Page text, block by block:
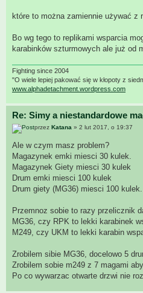
które to można zamiennie używać z
Bo wg tego to replikami wsparcia
karabinków szturmowych ale już od
Fighting since 2004
"O wiele lepiej pakować się w kłopoty z
www.alphadetachment.wordpress.com
Re: Simy a niestandardowe
przez Katana » 2 lut 2017, o 19:37
Ale w czym masz problem?
Magazynek emki miesci 30 kulek.
Magazynek Giety miesci 30 kulek
Drum emki miesci 100 kulek
Drum giety (MG36) miesci 100 kulek.
Przemnoz sobie to razy przelicznik
MG36, czy RPK to lekki karabinek
M249, czy UKM to lekki karabin
Zrobilem sibie MG36, docelowo 5
Zrobilem sobie m249 z 7 magami
Po co wywarzac otwarte drzwi nie